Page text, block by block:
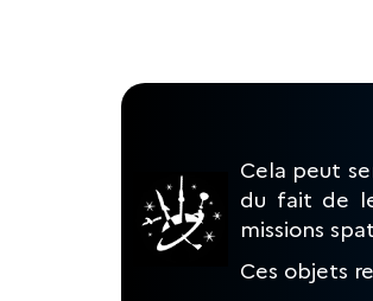
Cela peut
du fait de
missions
Ces objets